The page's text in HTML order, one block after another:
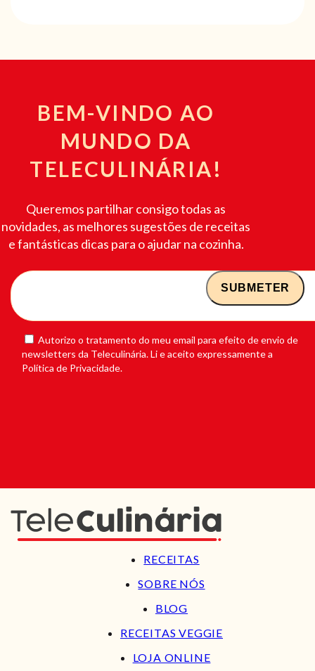
BEM-VINDO AO
MUNDO DA
TELECULINÁRIA!
Queremos partilhar consigo todas as
novidades, as melhores sugestões de receitas
e fantásticas dicas para o ajudar na cozinha.
Autorizo o tratamento do meu email para efeito de envio de
newsletters da Teleculinária. Li e aceito expressamente a
Política de Privacidade.
RECEITAS
SOBRE NÓS
BLOG
RECEITAS VEGGIE
LOJA ONLINE